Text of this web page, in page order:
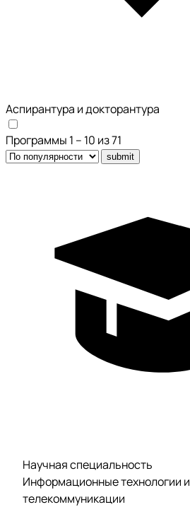
Аспирантура и докторантура
Программы 1 – 10 из 71
submit
Научная специальность
Информационные технологии и
телекоммуникации